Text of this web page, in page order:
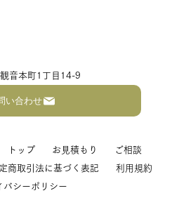
音本町1丁目14-9
い合わせ
トップ お見積もり
ご相談
商取引法に基づく表記
利用規約
バシーポリシー